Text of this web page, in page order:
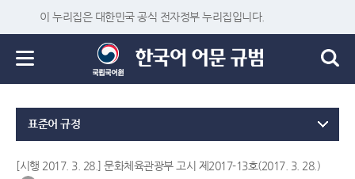
이 누리집은 대한민국 공식 전자정부 누리집입니다.
표준어 규정
[시행 2017. 3. 28.] 문화체육관광부 고시 제2017-13호(2017. 3. 28.)